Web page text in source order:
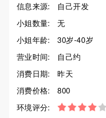
信息来源:
自己开发
小姐数量:
无
小姐年龄:
30岁-40岁
营业时间:
自己约
消费日期:
昨天
消费价格:
800
环境评分: